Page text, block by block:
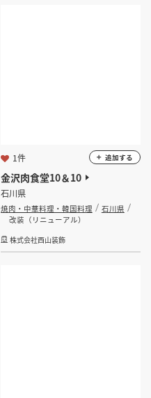
金沢肉食堂10＆10
石川県
焼肉・中華料理・韓国料理
石川県
改装（リニューアル）
株式会社西山装飾
1件 追加する